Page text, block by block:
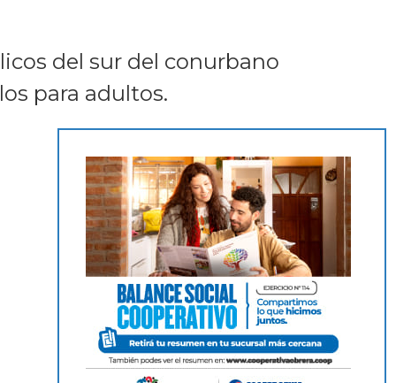
del sur del conurbano
para adultos.